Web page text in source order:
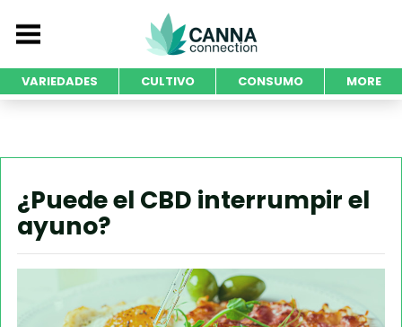
VARIEDADES CULTIVO CONSUMO MORE
¿Puede el CBD interrumpir el
ayuno?